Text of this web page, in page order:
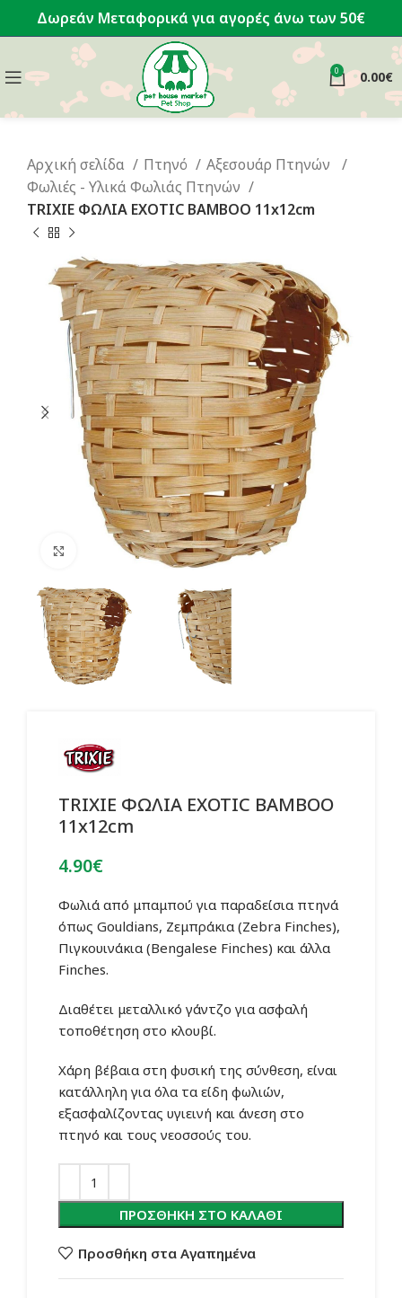
Δωρεάν Μεταφορικά για αγορές άνω των 50€
0 0.00€
Αρχική σελίδα Πτηνό
Αξεσουάρ Πτηνών
Φωλιές - Υλικά Φωλιάς Πτηνών
TRIXIE ΦΩΛΙΑ EXOTIC BAMBOO 11x12cm
Click to enlarge
TRIXIE ΦΩΛΙΑ EXOTIC BAMBOO
11x12cm
4.90€
Φωλιά από μπαμπού για παραδείσια πτηνά
όπως Gouldians, Ζεμπράκια (Zebra Finches),
Πιγκουινάκια (Bengalese Finches) και άλλα
Finches.
Διαθέτει μεταλλικό γάντζο για ασφαλή
τοποθέτηση στο κλουβί.
Χάρη βέβαια στη φυσική της σύνθεση, είναι
κατάλληλη για όλα τα είδη φωλιών,
εξασφαλίζοντας υγιεινή και άνεση στο
πτηνό και τους νεοσσούς του.
ΠΡΟΣΘΉΚΗ ΣΤΟ ΚΑΛΆΘΙ
Προσθήκη στα Αγαπημένα